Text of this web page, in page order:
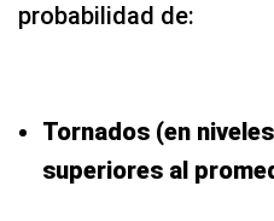
probabilidad de:
Tornados (en
superiores al